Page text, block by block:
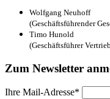
Wolfgang Neuhoff
(Geschäftsführender
Timo Hunold
(Geschäftsführer
Zum Newsletter
Ihre Mail-Adresse*